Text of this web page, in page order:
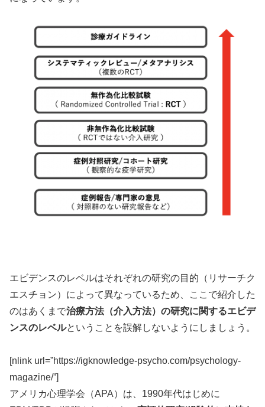
エビデンスのレベルはそれぞれの研究の目的（リサーチク
エスチョン）によって異なっているため、ここで紹介した
のはあくまで治療方法（介入方法）の研究に関するエビデ
ンスのレベルということを誤解しないようにしましょう。
[nlink url=”https://igknowledge-psycho.com/psychology-
magazine/”]
アメリカ心理学会（APA）は、1990年代はじめに